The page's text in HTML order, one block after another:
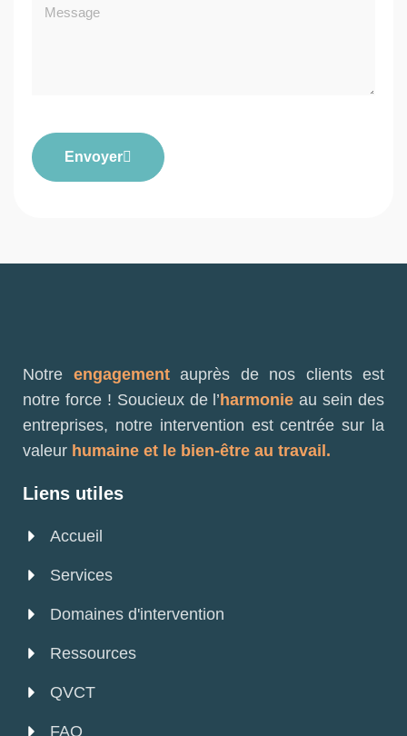
Envoyer
Notre engagementauprès de nos clients est
notre force ! Soucieux de l’harmonie au sein des
entreprises, notre intervention est centrée sur la
valeur humaine et le bien-être au travail.
Liens utiles
Accueil
Services
Domaines d'intervention
Ressources
QVCT
FAQ